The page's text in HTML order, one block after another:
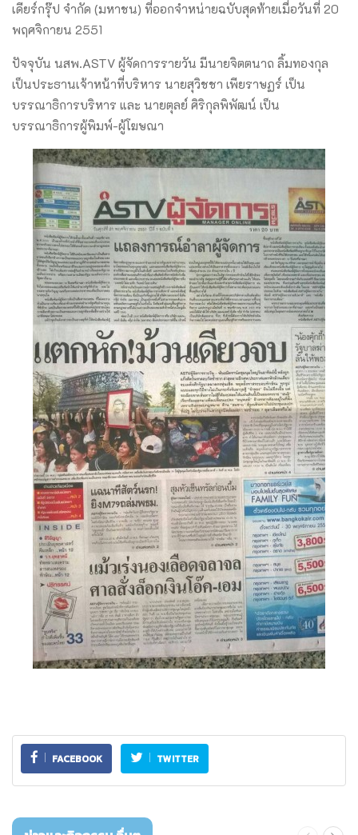
เดียร์กรุ๊ป จำกัด (มหาชน) ที่ออกจำหน่ายฉบับสุดท้ายเมื่อวันที่ 20
พฤศจิกายน 2551
ปัจจุบัน นสพ.ASTV ผู้จัดการรายวัน มีนายจิตตนาถ ลิ้มทองกุล
เป็นประธานเจ้าหน้าที่บริหาร นายสุวิชชา เพียราษฏร์ เป็น
บรรณาธิการบริหาร และ นายตุลย์ ศิริกุลพิพัฒน์ เป็น
บรรณาธิการผู้พิมพ์-ผู้โฆษณา
FACEBOOK TWITTER